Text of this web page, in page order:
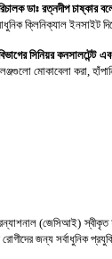
ডাঃ রত্নদীপচাষ্কার
ক্লিনিক্যাল ইনসাইট
বিভাগের সিনিয়র
মোকাবেলা করা,
(জেসিআই) স্বীকৃত
জন্য সর্বাধুনিক